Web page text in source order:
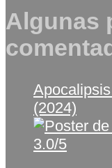
Algunas
(2024)
3.0/5